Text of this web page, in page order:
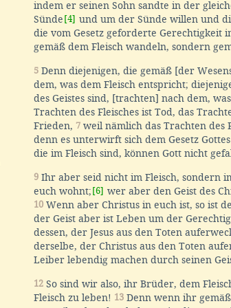
indem er seinen Sohn sandte in der
Sünde [4] und um der Sünde willen und
die vom Gesetz geforderte
gemäß dem Fleisch wandeln, sondern
5 Denn diejenigen, die gemäß [der
dem, was dem Fleisch entspricht;
des Geistes sind, [trachten] nach dem,
Trachten des Fleisches ist Tod, das
Frieden, 7 weil nämlich das Trachten des
denn es unterwirft sich dem Gesetz
die im Fleisch sind, können Gott nicht
9 Ihr aber seid nicht im Fleisch, sondern
euch wohnt; [6] wer aber den Geist des
10 Wenn aber Christus in euch ist, so ist
der Geist aber ist Leben um der
dessen, der Jesus aus den Toten
derselbe, der Christus aus den Toten
Leiber lebendig machen durch seinen
12 So sind wir also, ihr Brüder, dem
Fleisch zu leben! 13 Denn wenn ihr